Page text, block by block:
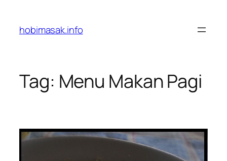
content
hobimasak.info
Tag: Menu Makan Pagi